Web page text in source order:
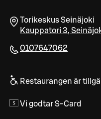
Torikeskus Seinäjoki
Kauppatori 3,
0107647062
Restaurangen är
Vi godtar S-Card